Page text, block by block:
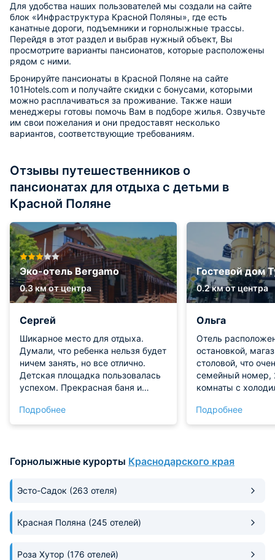
Для удобства наших пользователей мы создали на сайте
блок «Инфраструктура Красной Поляны», где есть
канатные дороги, подъемники и горнолыжные трассы.
Перейдя в этот раздел и выбрав нужный объект, Вы
просмотрите варианты пансионатов, которые расположены
рядом с ними.
Бронируйте пансионаты в Красной Поляне на сайте
101Hotels.com и получайте скидки с бонусами, которыми
можно расплачиваться за проживание. Также наши
менеджеры готовы помочь Вам в подборе жилья. Озвучьте
им свои пожелания и они предоставят несколько
вариантов, соответствующие требованиям.
Отзывы путешественников о
пансионатах для отдыха с детьми в
Красной Поляне
Эко-отель Bergamo
0.3 км от центра
Сергей
Шикарное место для отдыха.
Думали, что ребенка нельзя будет
ничем занять, но все отлично.
Детская площадка пользовалась
успехом. Прекрасная баня и
Номер был в хорошем состоянии.
Подробнее
Гостевой дом
0.2 км от центра
Ольга
Отель
остановкой,
столовой, что
семейный номер,
комнаты с
т.д. Красивый вид
горы. От
Подробнее
Горнолыжные курорты Краснодарского края
Эсто-Садок (263 отеля)
Красная Поляна (245 отелей)
Роза Хутор (176 отелей)